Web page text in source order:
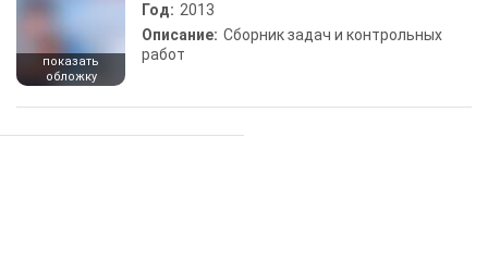
показать
обложку
Год: 2013
Описание: Сборник задач и контрольных
работ